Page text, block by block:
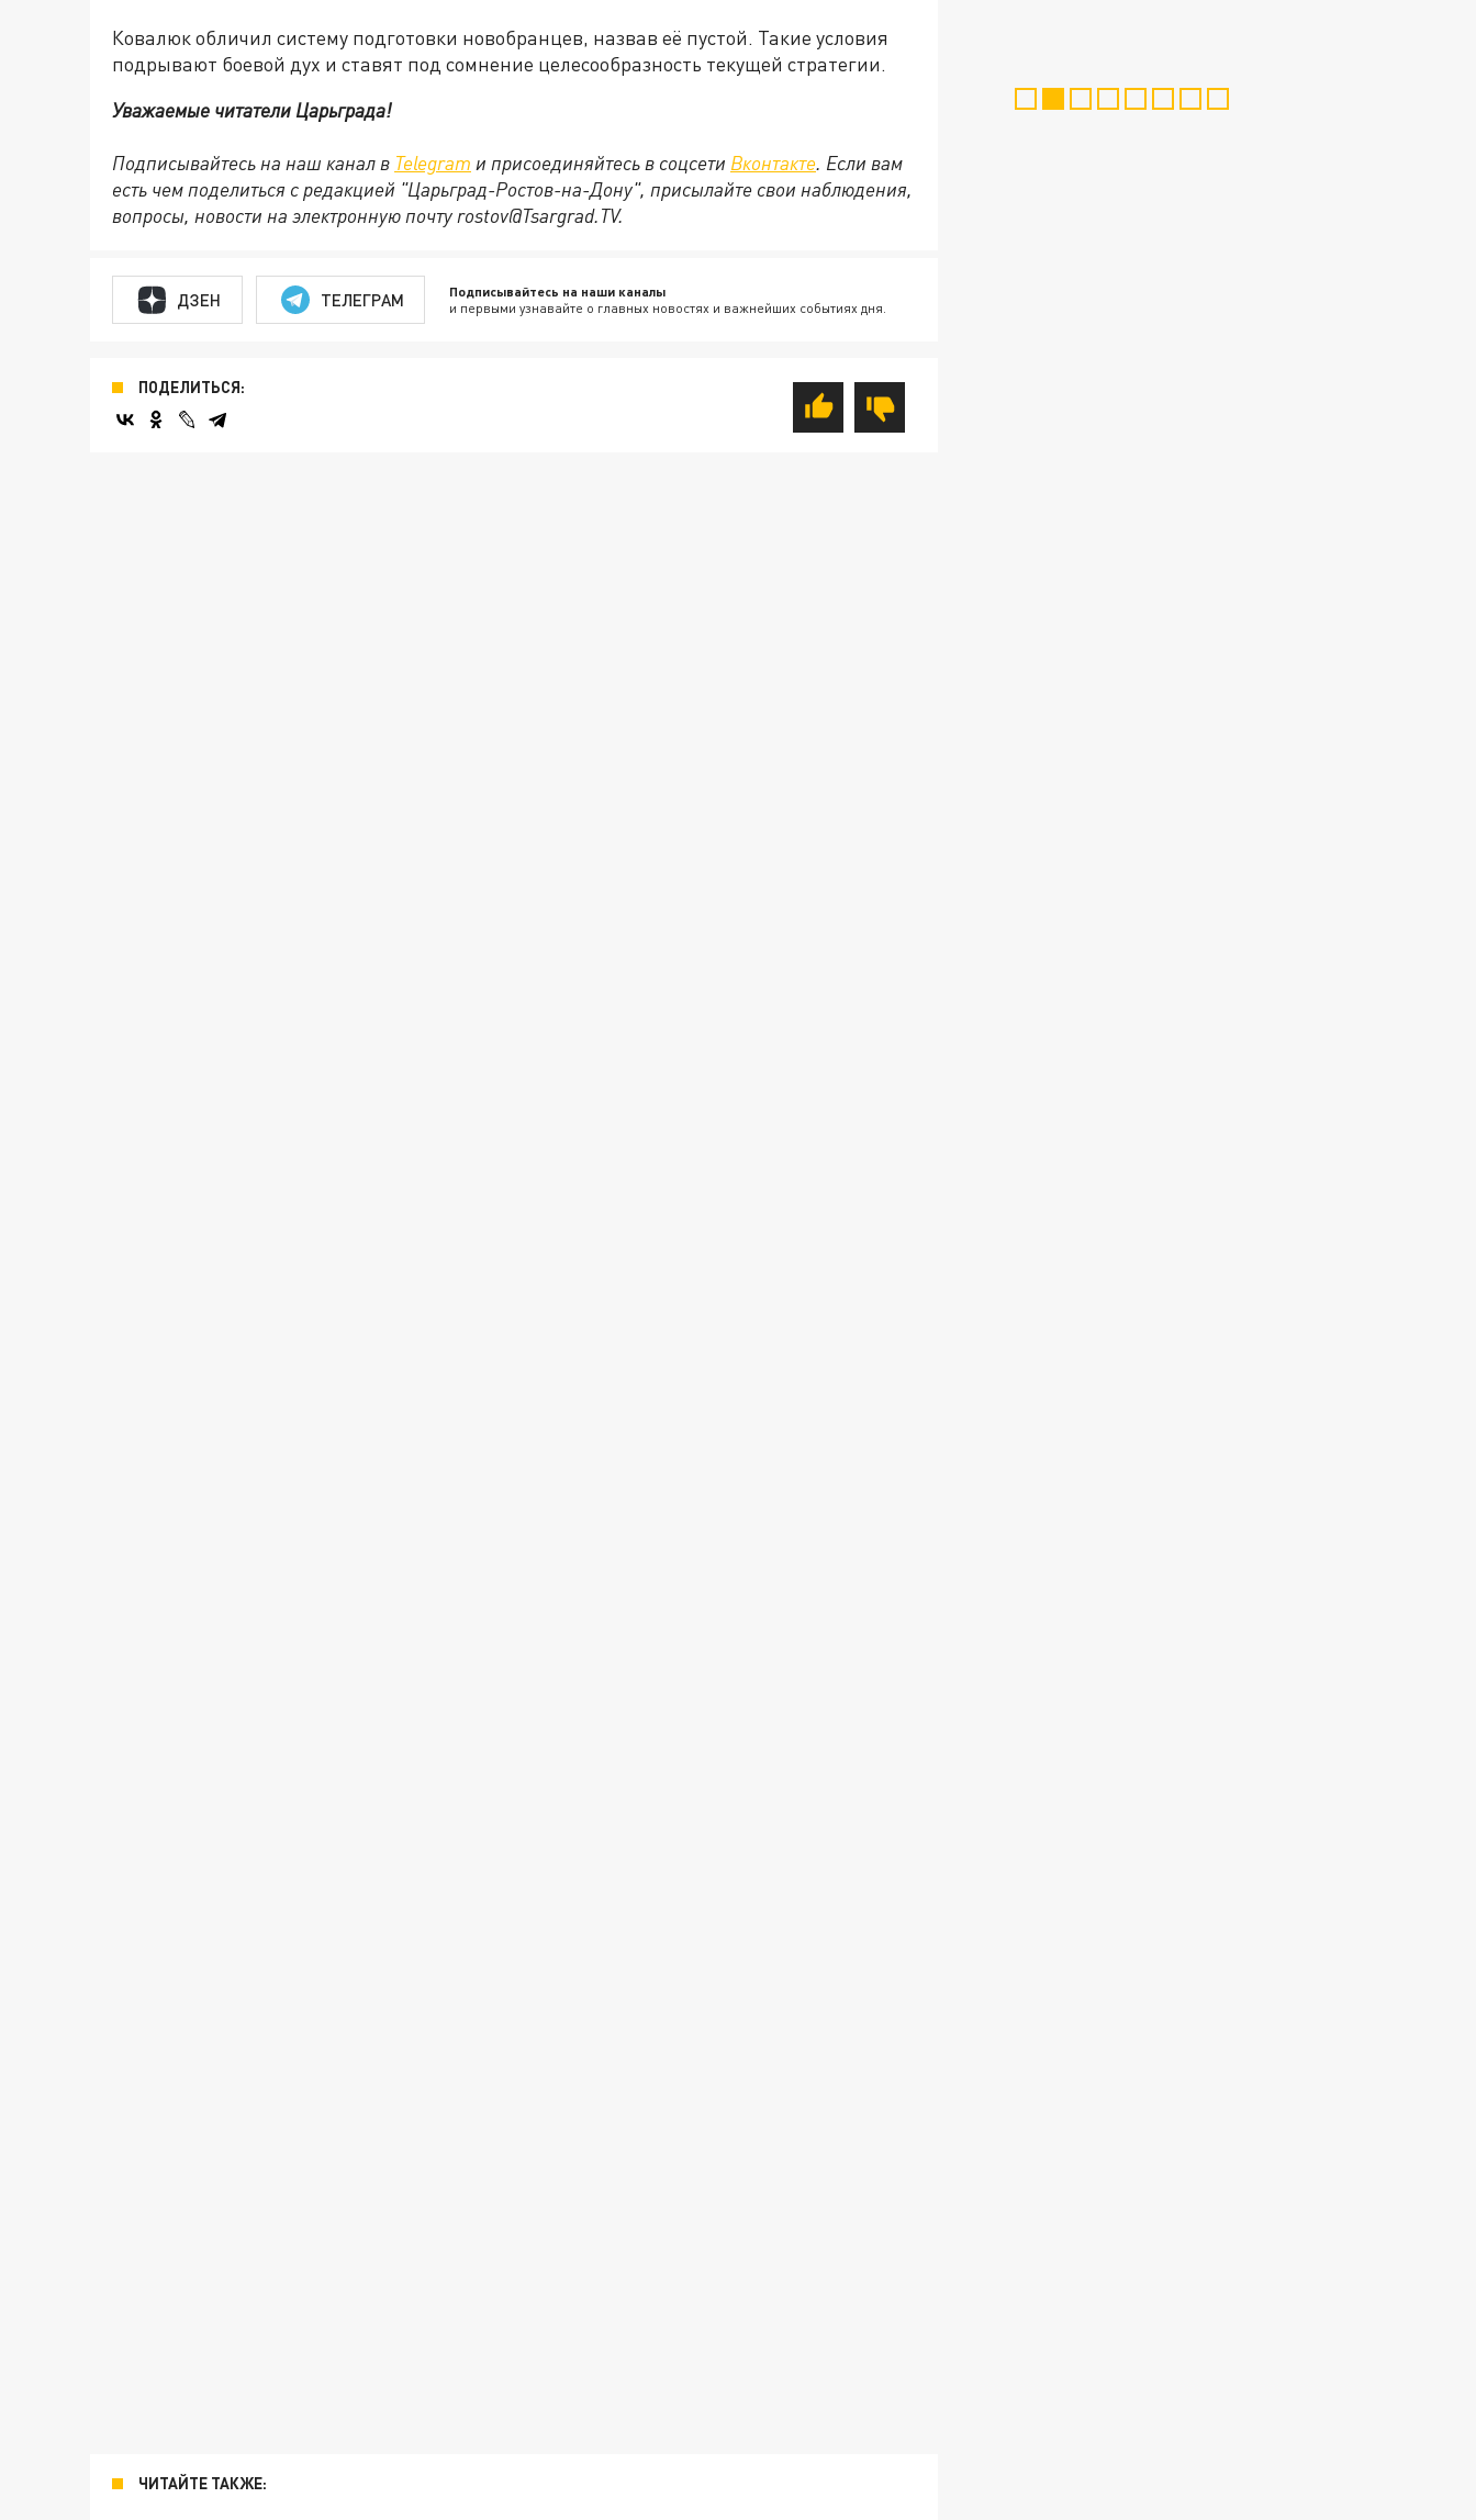
Ковалюк обличил систему подготовки новобранцев, назвав её пустой. Такие условия
подрывают боевой дух и ставят под сомнение целесообразность текущей стратегии.
Уважаемые читатели Царьграда!
Подписывайтесь на наш канал в Telegram и присоединяйтесь в соцсети Вконтакте. Если вам
есть чем поделиться с редакцией "Царьград-Ростов-на-Дону", присылайте свои наблюдения,
вопросы, новости на электронную почту rostov@Tsargrad.ТV.
ДЗЕН ТЕЛЕГРАМ Подписывайтесь на наши каналы
и первыми узнавайте о главных новостях и важнейших событиях дня.
ПОДЕЛИТЬСЯ:
ЧИТАЙТЕ ТАКЖЕ: